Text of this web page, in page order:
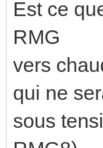
Est ce
RMG
vers
qui ne
sous